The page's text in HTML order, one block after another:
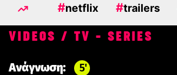
περιεχόμενο
#netflix #trailers
VIDEOS / TV - SERIES
Ανάγνωση: 5